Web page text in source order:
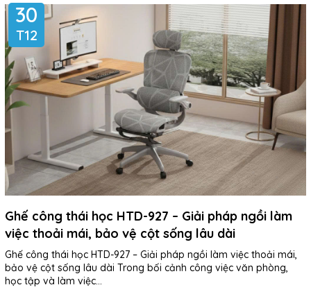
30
T12
Ghế công thái học HTD-927 – Giải pháp ngồi làm
việc thoải mái, bảo vệ cột sống lâu dài
Ghế công thái học HTD-927 – Giải pháp ngồi làm việc thoải mái,
bảo vệ cột sống lâu dài Trong bối cảnh công việc văn phòng,
học tập và làm việc...